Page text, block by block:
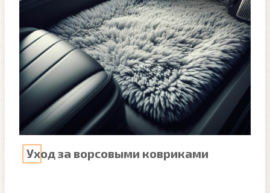
Уход за ворсовыми ковриками